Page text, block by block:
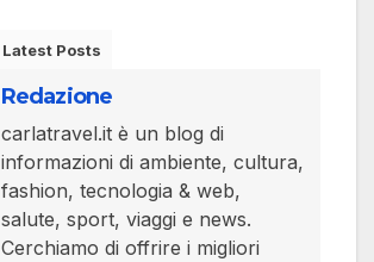
Latest Posts
Redazione
carlatravel.it è un blog di
informazioni di ambiente, cultura,
fashion, tecnologia & web,
salute, sport, viaggi e news.
Cerchiamo di offrire i migliori